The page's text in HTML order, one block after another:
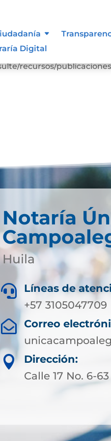
Digital1Descarga
recursos/
Notaría
Huila

Líneas de
+57 3105047709

Correo

Dirección:
Calle 17 No. 6-63